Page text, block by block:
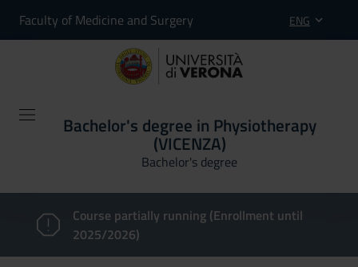
Faculty of Medicine and Surgery ENG
Bachelor's degree in Physiotherapy
(VICENZA)
Bachelor's degree
Course partially running (Enrollment until
2025/2026)